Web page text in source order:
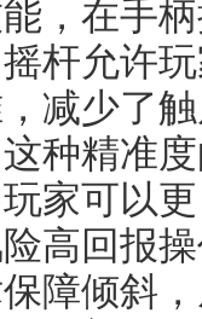
，在手
杆允许
减少了
种精准
家可以
高回报
障倾斜